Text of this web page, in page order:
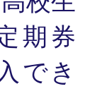
期券
でき